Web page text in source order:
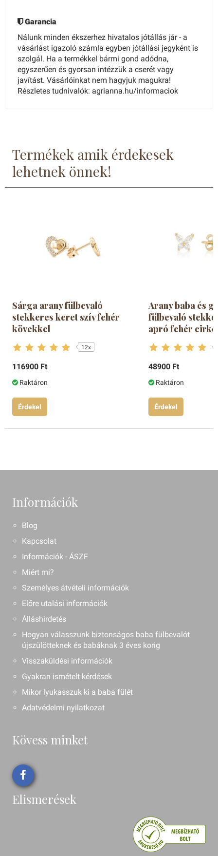
Garancia
Nálunk minden ékszerhez hivatalos jótállás jár - a
vásárlást igazoló számla egyben jótállási jegyként is
szolgál. Ha a termékkel bármi gond adódna,
egyszerűen és gyorsan intézzük a cserét vagy
javítást. Vásárlóinkat nem hagyjuk magukra!
Részletes tudnivalók: agrianna.hu/informaciok
Termékek amik érdekesek
lehetnek önnek!
Sárga arany fülbevaló
stekkeres keret szív fehér
kövekkel
12x
116900 Ft
Raktáron
Érdekel
Arany baba és
fülbevaló
apró fehér
48900 Ft
Raktáron
Érdekel
Információk
Blog
Kapcsolat
Információk - ÁSZF
Miért mi?
Személyes átvételi információk
Előre utalási információk
Álláshirdetés
Hogyan válasszunk biztonságos baba fülbevalót
újszülötteknek és babáknak 3 éves korig
Visszaküldési információk
Gyakran ismételt kérdések
Mikor lyukasszuk ki a baba fülét
Adatvédelmi nyilatkozat
Kövess minket
Elismerések